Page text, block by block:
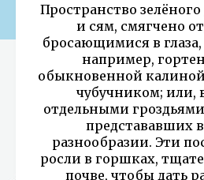
Пространство
и сям, смягчено
бросающимися в
например,
обыкновенной
чубучником; или,
отдельными
представавших
разнообразии. Эти
росли в горшках,
почве, чтобы дать